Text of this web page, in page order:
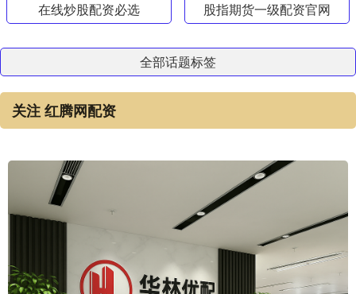
在线炒股配资必选 股指期货一级配资官网
全部话题标签
关注 红腾网配资